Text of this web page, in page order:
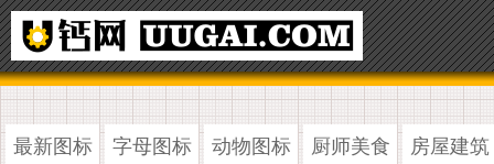
最新图标 字母图标 动物图标 厨师美食 房屋建筑